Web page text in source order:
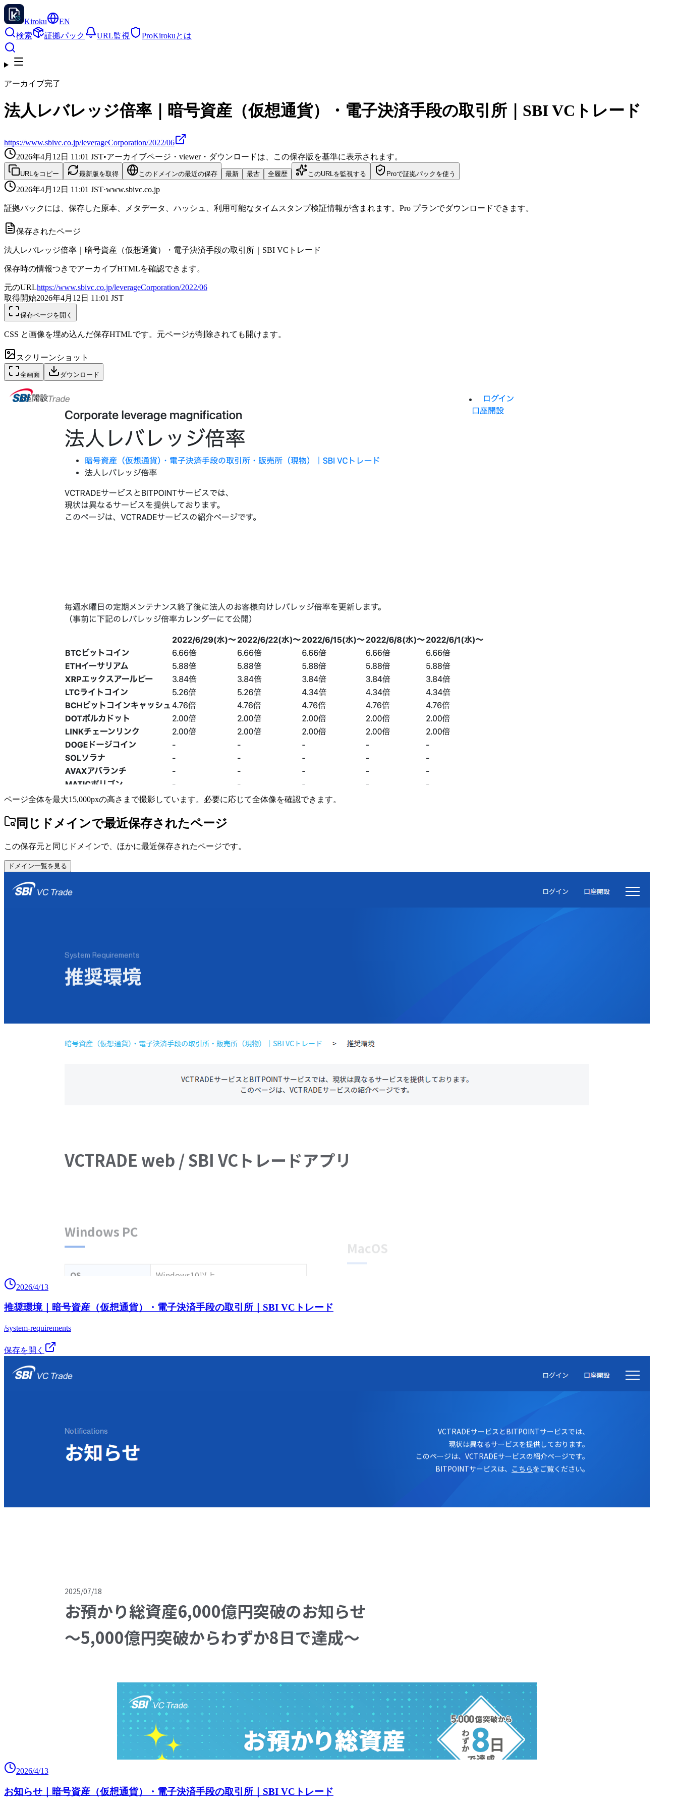
Kiroku
EN
検索
証拠パック URL監視 ProKirokuとは
アーカイブ完了
法人レバレッジ倍率｜暗号資産（仮想通貨）・電子決済手段の取引所｜SBI VCトレード
https://www.sbivc.co.jp/leverageCorporation/2022/06
2026年4月12日 11:01 JST•アーカイブページ・viewer・ダウンロードは、この保存版を基準に表示されます。
URLをコピー 最新版を取得 このドメインの最近の保存 最新 最古 全履歴 このURLを監視する Proで証拠パックを使う
2026年4月12日 11:01 JST·www.sbivc.co.jp
証拠パックには、保存した原本、メタデータ、ハッシュ、利用可能なタイムスタンプ検証情報が含まれます。Pro プランでダウンロードできます。
保存されたページ
法人レバレッジ倍率｜暗号資産（仮想通貨）・電子決済手段の取引所｜SBI VCトレード
保存時の情報つきでアーカイブHTMLを確認できます。
元のURLhttps://www.sbivc.co.jp/leverageCorporation/2022/06
取得開始2026年4月12日 11:01 JST
保存ページを開く
CSS と画像を埋め込んだ保存HTMLです。元ページが削除されても開けます。
スクリーンショット
全画面 ダウンロード
ページ全体を最大15,000pxの高さまで撮影しています。必要に応じて全体像を確認できます。
同じドメインで最近保存されたページ
この保存元と同じドメインで、ほかに最近保存されたページです。
ドメイン一覧を見る
2026/4/13
推奨環境｜暗号資産（仮想通貨）・電子決済手段の取引所｜SBI VCトレード
/system-requirements
保存を開く
2026/4/13
お知らせ｜暗号資産（仮想通貨）・電子決済手段の取引所｜SBI VCトレード